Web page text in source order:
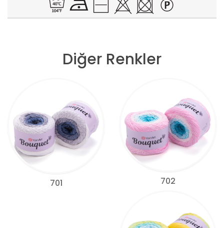
Diğer Renkler
701 702